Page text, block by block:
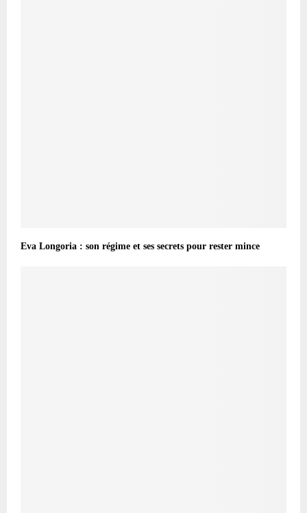
Eva Longoria : son régime et ses secrets pour rester mince